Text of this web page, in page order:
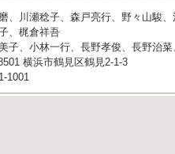
、川瀬稔子、森戸亮行、野々山駿
、梶倉祥吾
子、小林一行、長野孝俊、長野治
横浜市鶴見区鶴見2-1-3
1001